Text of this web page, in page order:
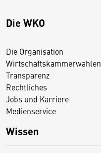
Die WKO
Die Organisation
Wirtschaftskammerwahlen
Transparenz
Rechtliches
Jobs und Karriere
Medienservice
Wissen